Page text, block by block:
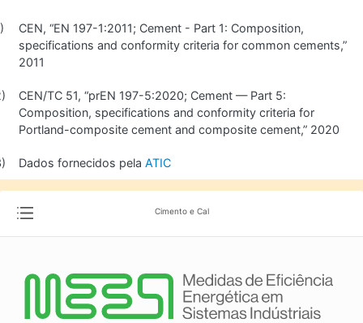
Cimento e Cal
CEN, “EN 197-1:2011; Cement - Part 1: Composition,
specifications and conformity criteria for common cements,”
2011
CEN/TC 51, “prEN 197-5:2020; Cement — Part 5:
Composition, specifications and conformity criteria for
Portland-composite cement and composite cement,” 2020
Dados fornecidos pela ATIC